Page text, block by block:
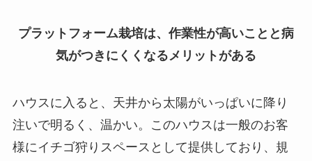
プラットフォーム栽培は、作業性が高いことと病
気がつきにくくなるメリットがある
ハウスに入ると、天井から太陽がいっぱいに降り
注いで明るく、温かい。このハウスは一般のお客
様にイチゴ狩りスペースとして提供しており、規